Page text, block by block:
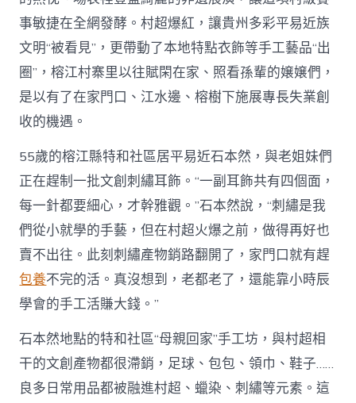
——
貴
州
村
超
“踢”
業
增
收
新
六
合
_
中
國
網〉
事敏捷在全網發酵。村超爆紅，讓貴州多彩平易近族
文明“被看見”，更帶動了本地特點衣飾等手工藝品“出
圈”，榕江村寨里以往賦閑在家、照看孫輩的嬢嬢們，
是以有了在家門口、江水邊、榕樹下施展專長失業創
收的機遇。
55歲的榕江縣特和社區居平易近石本然，與老姐妹們
正在趕制一批文創刺繡耳飾。“一副耳飾共有四個面，
每一針都要細心，才幹雅觀。”石本然說，“刺繡是我
們從小就學的手藝，但在村超火爆之前，做得再好也
賣不出往。此刻刺繡產物銷路翻開了，家門口就有趕
包養不完的活。真沒想到，老都老了，還能靠小時辰
學會的手工活賺大錢。”
石本然地點的特和社區“母親回家”手工坊，與村超相
干的文創產物都很滯銷，足球、包包、領巾、鞋子……
良多日常用品都被融進村超、蠟染、刺繡等元素。這